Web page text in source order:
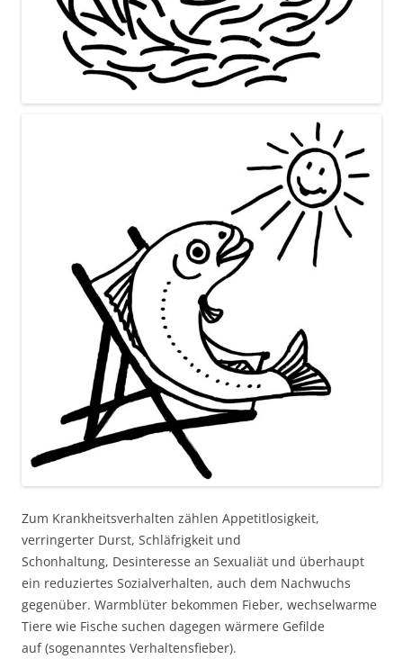
Zum Krankheitsverhalten zählen Appetitlosigkeit,
verringerter Durst, Schläfrigkeit und
Schonhaltung, Desinteresse an Sexualiät und überhaupt
ein reduziertes Sozialverhalten, auch dem Nachwuchs
gegenüber. Warmblüter bekommen Fieber, wechselwarme
Tiere wie Fische suchen dagegen wärmere Gefilde
auf (sogenanntes Verhaltensfieber).